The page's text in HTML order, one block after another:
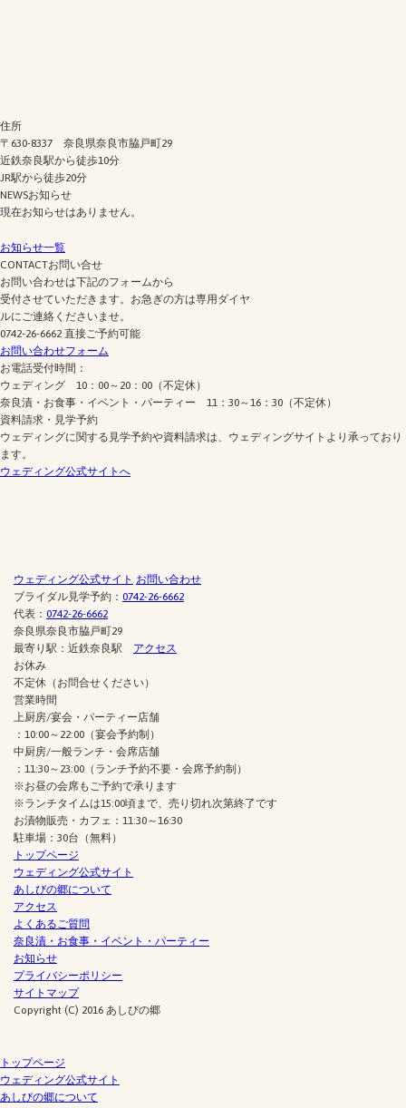
住所
〒630-8337 奈良県奈良市脇戸町29
近鉄奈良駅から徒歩10分
JR駅から徒歩20分
NEWSお知らせ
現在お知らせはありません。
お知らせ一覧
CONTACTお問い合せ
お問い合わせは下記のフォームから
受付させていただきます。 お急ぎの方は専用ダイヤ
ルにご連絡くださいませ。
0742-26-6662 直接ご予約可能
お問い合わせフォーム
お電話受付時間：
ウェディング 10：00～20：00（不定休）
奈良漬・お食事・イベント・パーティー 11：30～16：30（不定休）
資料請求・見学予約
ウェディングに関する見学予約や資料請求は、ウェディングサイトより承っており
ます。
ウェディング公式サイトへ
ウェディング公式サイト お問い合わせ
ブライダル見学予約： 0742-26-6662
代表： 0742-26-6662
奈良県奈良市脇戸町29
最寄り駅：近鉄奈良駅 アクセス
お休み
不定休（お問合せください）
営業時間
上厨房/宴会・パーティー店舗
：10:00～22:00（宴会予約制）
中厨房/一般ランチ・会席店舗
：11:30～23:00（ランチ予約不要・会席予約制）
※お昼の会席もご予約で承ります
※ランチタイムは15:00頃まで、売り切れ次第終了です
お漬物販売・カフェ：11:30～16:30
駐車場：30台（無料）
トップページ
ウェディング公式サイト
あしびの郷について
アクセス
よくあるご質問
奈良漬・お食事・イベント・パーティー
お知らせ
プライバシーポリシー
サイトマップ
Copyright (C) 2016 あしびの郷
トップページ
ウェディング公式サイト
あしびの郷について